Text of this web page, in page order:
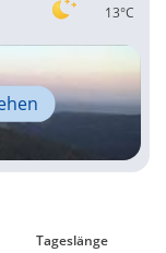
13°C
Tageslänge